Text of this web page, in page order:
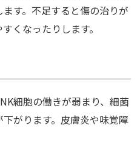
す。不足すると傷の治りが
くなったりします。
細胞の働きが弱まり、細菌
がります。皮膚炎や味覚障